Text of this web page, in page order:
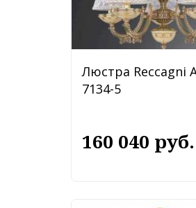
Люстра Reccagni
7134-5
160 040 руб.